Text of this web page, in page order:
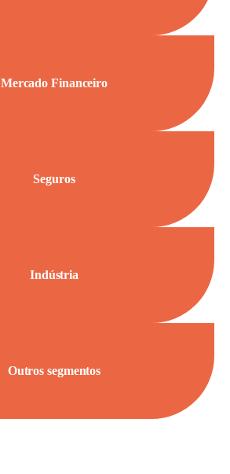
Mercado Financeiro
Seguros
Indústria
Outros segmentos